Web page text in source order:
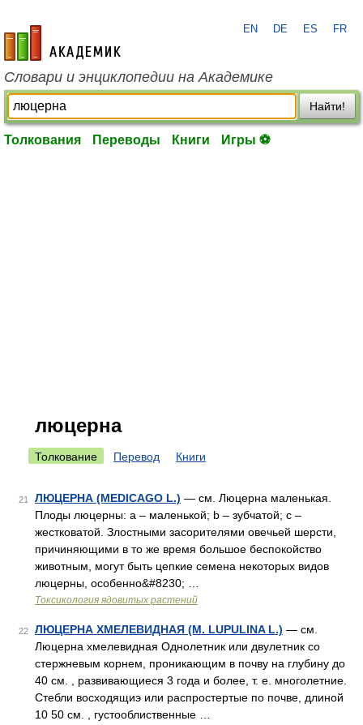
academic.ru
EN DE ES FR
Словари и энциклопедии на Академике
Найти!
Толкования Переводы Книги Игры ⚽
люцерна
Толкование Перевод Книги
21 ЛЮЦЕРНА (MEDICAGO L.) — см. Люцерна маленькая.
Плоды люцерны: a – маленькой; b – зубчатой; c –
жестковатой. Злостными засорителями овечьей шерсти,
причиняющими в то же время большое беспокойство
животным, могут быть цепкие семена некоторых видов
люцерны, особенно&#8230; …
Токсикология ядовитых растений
22 ЛЮЦЕРНА ХМЕЛЕВИДНАЯ (M. LUPULINA L.) — см.
Люцерна хмелевидная Однолетник или двулетник со
стержневым корнем, проникающим в почву на глубину до
40 см. , развивающиеся 3 года и более, т. е. многолетние.
Стебли восходящиэ или распростертые по почве, длиной
10 50 см. , густооблиственные …